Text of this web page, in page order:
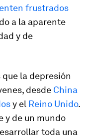
frustrados
a la aparente
y de
la depresión
desde China
y el Reino Unido.
y de un mundo
toda una